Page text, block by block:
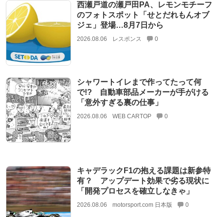
西瀬戸道の瀬戸田PA、レモンモチーフ
のフォトスポット「せとだれもんオブ
ジェ」登場…8月7日から
2026.08.06 レスポンス 0
シャワートイレまで作ってたって何
で!? 自動車部品メーカーが手がける
「意外すぎる裏の仕事」
2026.08.06 WEB CARTOP 0
キャデラックF1の抱える課題は新参特
有？ アップデート効果で劣る現状に
「開発プロセスを確立しなきゃ」
2026.08.06 motorsport.com 日本版 0